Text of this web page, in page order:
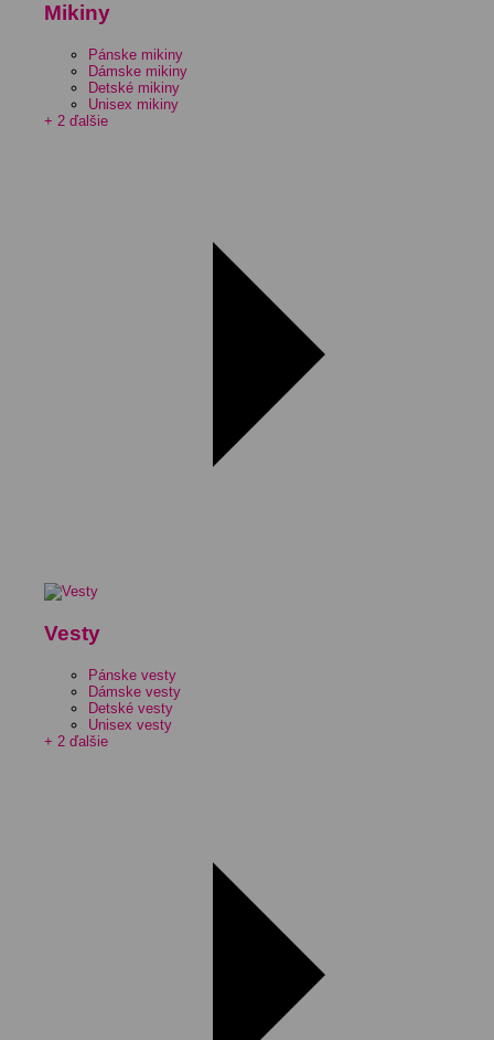
Mikiny
Pánske mikiny
Dámske mikiny
Detské mikiny
Unisex mikiny
+ 2 ďalšie
Vesty
Pánske vesty
Dámske vesty
Detské vesty
Unisex vesty
+ 2 ďalšie